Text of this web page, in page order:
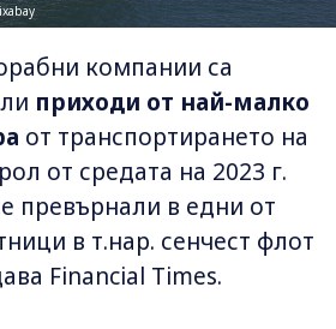
компании са
приходи от най-малко
от транспортирането на
от средата на 2023 г.
превърнали в едни от
в т.нар. сенчест флот
Financial Times.